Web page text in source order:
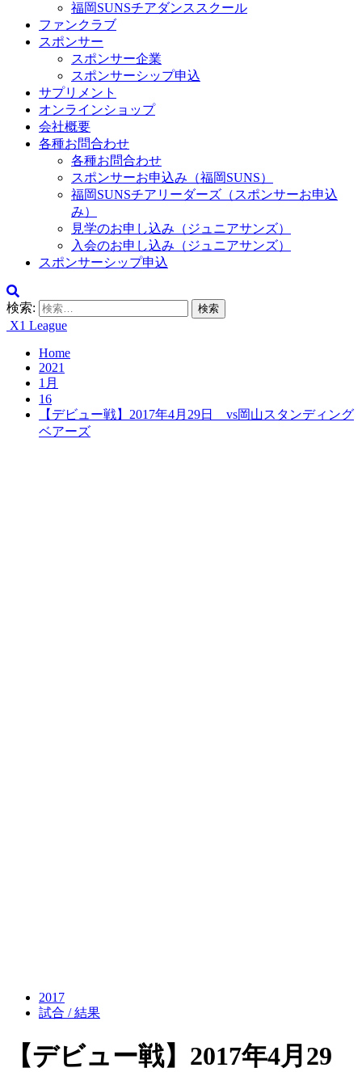
福岡SUNSチアダンススクール
ファンクラブ
スポンサー
スポンサー企業
スポンサーシップ申込
サプリメント
オンラインショップ
会社概要
各種お問合わせ
各種お問合わせ
スポンサーお申込み（福岡SUNS）
福岡SUNSチアリーダーズ（スポンサーお申込
み）
見学のお申し込み（ジュニアサンズ）
入会のお申し込み（ジュニアサンズ）
スポンサーシップ申込
検索:
X1 League
Home
2021
1月
16
【デビュー戦】2017年4月29日 vs岡山スタンディング
ベアーズ
2017
試合 / 結果
【デビュー戦】2017年4月29